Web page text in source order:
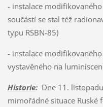
- instalace
součástí se stal též
typu RSBN-85)
- instalace
vystavěného na
Historie:Dne 11.
mimořádné situace Ruské